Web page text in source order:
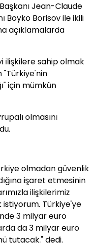
Jean-Claude
Boyko Borisov ile ikili
açıklamalarda
ilişkilere sahip olmak
"Türkiye'nin
için mümkün
olmasını
olmadan güvenlik
işaret etmesinin
ilişkilerimiz
istiyorum. Türkiye'ye
3 milyar euro
da 3 milyar euro
tutacak." dedi.